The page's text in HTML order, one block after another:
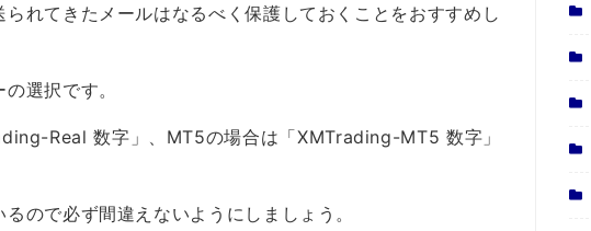
れてきたメールはなるべく保護しておくことをおすすめし
選択です。
Real 数字」、MT5の場合は「XMTrading-MT5 数字」
ので必ず間違えないようにしましょう。